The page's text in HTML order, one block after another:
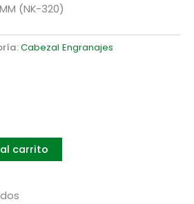
(NK-320)
Cabezal Engranajes
carrito